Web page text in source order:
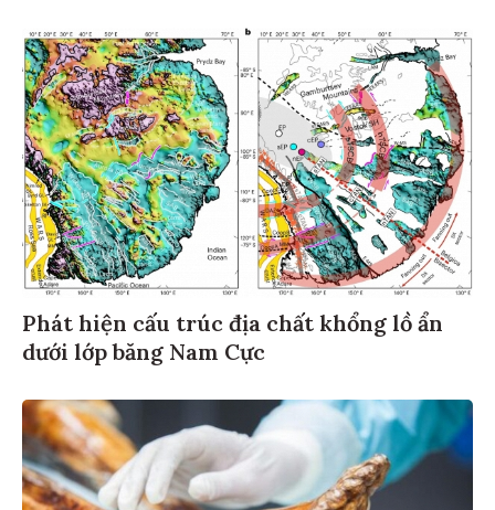
Phát hiện cấu trúc địa chất khổng lồ ẩn
dưới lớp băng Nam Cực